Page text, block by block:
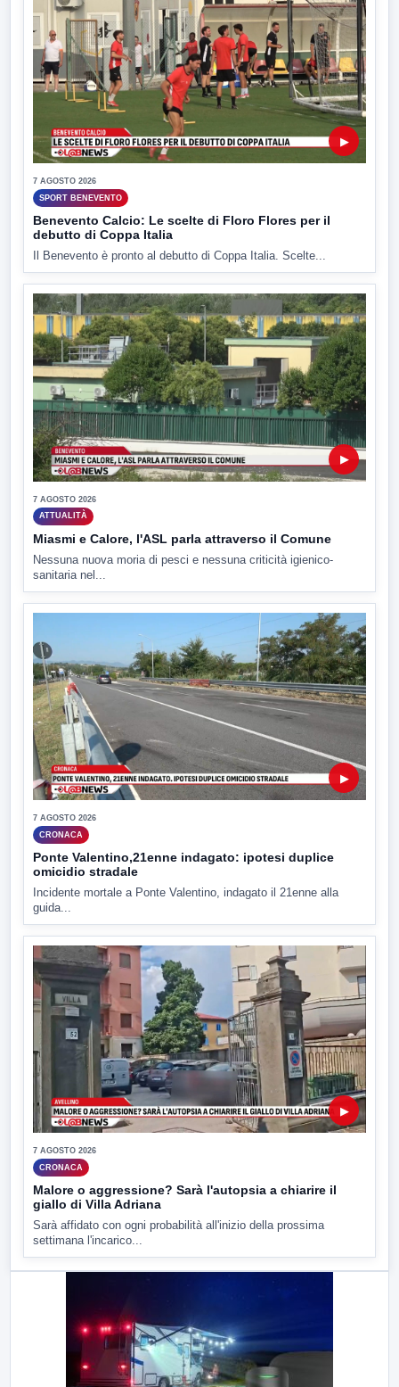
▶
7 AGOSTO 2026
SPORT BENEVENTO
Benevento Calcio: Le scelte di Floro Flores per il
debutto di Coppa Italia
Il Benevento è pronto al debutto di Coppa Italia. Scelte...
▶
7 AGOSTO 2026
ATTUALITÀ
Miasmi e Calore, l'ASL parla attraverso il Comune
Nessuna nuova moria di pesci e nessuna criticità igienico-
sanitaria nel...
▶
7 AGOSTO 2026
CRONACA
Ponte Valentino,21enne indagato: ipotesi duplice
omicidio stradale
Incidente mortale a Ponte Valentino, indagato il 21enne alla
guida...
▶
7 AGOSTO 2026
CRONACA
Malore o aggressione? Sarà l'autopsia a chiarire il
giallo di Villa Adriana
Sarà affidato con ogni probabilità all'inizio della prossima
settimana l'incarico...